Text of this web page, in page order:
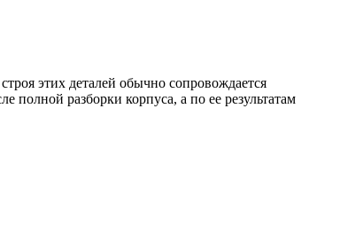
этих деталей обычно сопровождается
полной разборки корпуса, а по ее результатам